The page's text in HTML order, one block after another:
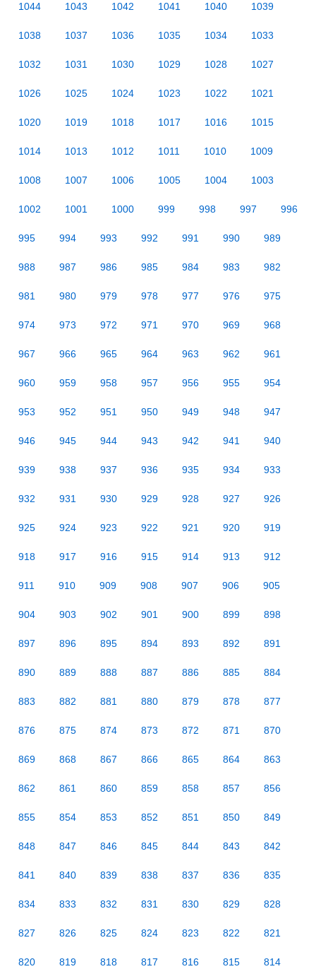
1044 1043 1042 1041 1040 1039
1038 1037 1036 1035 1034 1033
1032 1031 1030 1029 1028 1027
1026 1025 1024 1023 1022 1021
1020 1019 1018 1017 1016 1015
1014 1013 1012 1011 1010 1009
1008 1007 1006 1005 1004 1003
1002 1001 1000 999 998 997 996
995 994 993 992 991 990 989
988 987 986 985 984 983 982
981 980 979 978 977 976 975
974 973 972 971 970 969 968
967 966 965 964 963 962 961
960 959 958 957 956 955 954
953 952 951 950 949 948 947
946 945 944 943 942 941 940
939 938 937 936 935 934 933
932 931 930 929 928 927 926
925 924 923 922 921 920 919
918 917 916 915 914 913 912
911 910 909 908 907 906 905
904 903 902 901 900 899 898
897 896 895 894 893 892 891
890 889 888 887 886 885 884
883 882 881 880 879 878 877
876 875 874 873 872 871 870
869 868 867 866 865 864 863
862 861 860 859 858 857 856
855 854 853 852 851 850 849
848 847 846 845 844 843 842
841 840 839 838 837 836 835
834 833 832 831 830 829 828
827 826 825 824 823 822 821
820 819 818 817 816 815 814